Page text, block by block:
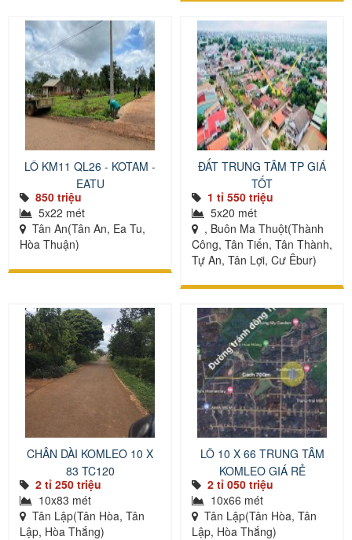
LÔ KM11 QL26 - KOTAM -
EATU
850 triệu
5x22 mét
Tân An(Tân An, Ea Tu,
Hòa Thuận)
ĐẤT TRUNG TÂM TP GIÁ
TỐT
1 tỉ 550 triệu
5x20 mét
, Buôn Ma Thuột(Thành
Công, Tân Tiến, Tân Thành,
Tự An, Tân Lợi, Cư Êbur)
CHÂN DÀI KOMLEO 10 X
83 TC120
2 tỉ 250 triệu
10x83 mét
Tân Lập(Tân Hòa, Tân
Lập, Hòa Thắng)
LÔ 10 X 66 TRUNG TÂM
KOMLEO GIÁ RẺ
2 tỉ 050 triệu
10x66 mét
Tân Lập(Tân Hòa, Tân
Lập, Hòa Thắng)